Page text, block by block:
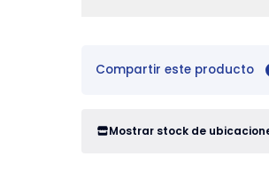
Compartir este producto
Mostrar stock de